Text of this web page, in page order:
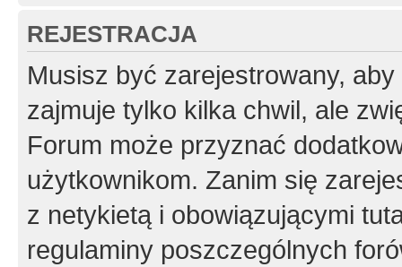
REJESTRACJA
Musisz być zarejestrowany,
zajmuje tylko kilka chwil, ale
Forum może przyznać
użytkownikom. Zanim się
z netykietą i obowiązującymi
regulaminy poszczególnych